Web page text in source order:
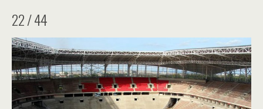
22 / 44